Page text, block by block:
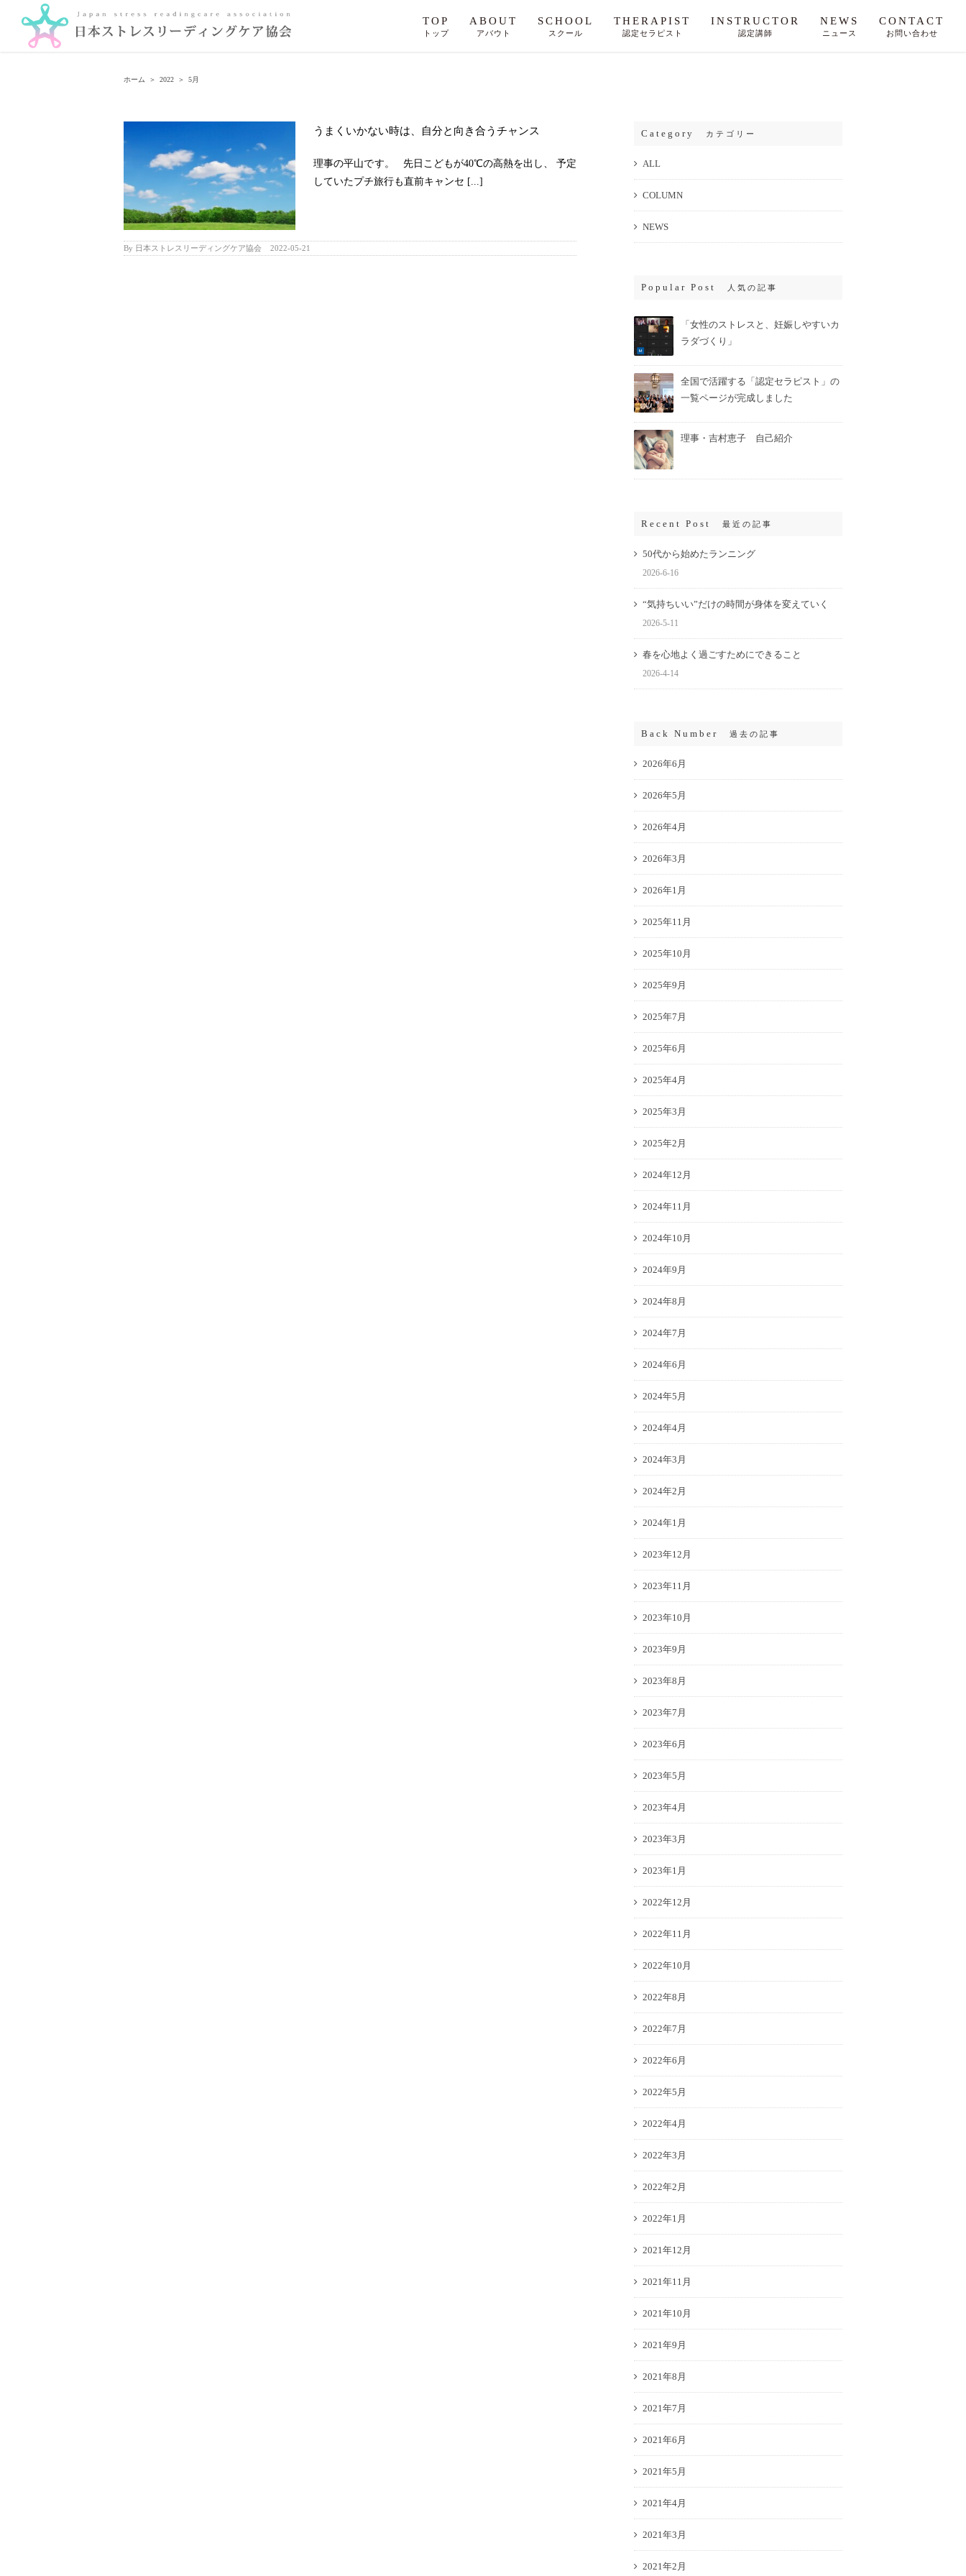
content
TOP
トップ
ABOUT
アバウト
SCHOOL
スクール
THERAPIST
認定セラピスト
INSTRUCTOR
認定講師
NEWS
ニュース
CONTACT
お問い合わせ
ホーム ＞ 2022 ＞ 5月
うまくいかない時は、自分と向き合うチャンス
理事の平山です。 先日こどもが40℃の高熱を出し、 予定
していたプチ旅行も直前キャンセ [...]
By 日本ストレスリーディングケア協会 2022-05-21
Category カテゴリー
ALL
COLUMN
NEWS
Popular Post 人気の記事
「女性のストレスと、妊娠しやすいカ
ラダづくり」
全国で活躍する「認定セラピスト」の
一覧ページが完成しました
理事・吉村恵子 自己紹介
Recent Post 最近の記事
50代から始めたランニング
2026-6-16
“気持ちいい”だけの時間が身体を変えていく
2026-5-11
春を心地よく過ごすためにできること
2026-4-14
Back Number 過去の記事
2026年6月
2026年5月
2026年4月
2026年3月
2026年1月
2025年11月
2025年10月
2025年9月
2025年7月
2025年6月
2025年4月
2025年3月
2025年2月
2024年12月
2024年11月
2024年10月
2024年9月
2024年8月
2024年7月
2024年6月
2024年5月
2024年4月
2024年3月
2024年2月
2024年1月
2023年12月
2023年11月
2023年10月
2023年9月
2023年8月
2023年7月
2023年6月
2023年5月
2023年4月
2023年3月
2023年1月
2022年12月
2022年11月
2022年10月
2022年8月
2022年7月
2022年6月
2022年5月
2022年4月
2022年3月
2022年2月
2022年1月
2021年12月
2021年11月
2021年10月
2021年9月
2021年8月
2021年7月
2021年6月
2021年5月
2021年4月
2021年3月
2021年2月